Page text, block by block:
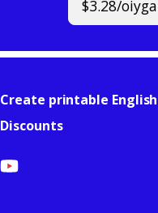
$3.28/
Create printable
Discounts